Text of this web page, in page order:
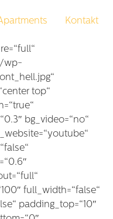
Kontakt
wp-
top“
bg_video=“no“
full_width=“false“
padding_top=“10″